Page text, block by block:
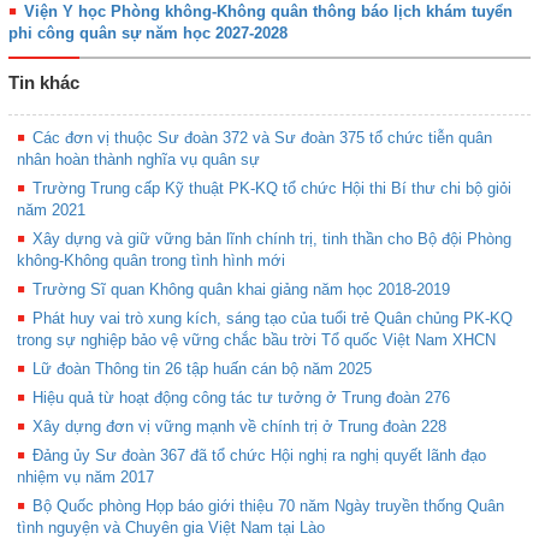
Viện Y học Phòng không-Không quân thông báo lịch khám tuyển
phi công quân sự năm học 2027-2028
Tin khác
Các đơn vị thuộc Sư đoàn 372 và Sư đoàn 375 tổ chức tiễn quân
nhân hoàn thành nghĩa vụ quân sự
Trường Trung cấp Kỹ thuật PK-KQ tổ chức Hội thi Bí thư chi bộ giỏi
năm 2021
Xây dựng và giữ vững bản lĩnh chính trị, tinh thần cho Bộ đội Phòng
không-Không quân trong tình hình mới
Trường Sĩ quan Không quân khai giảng năm học 2018-2019
Phát huy vai trò xung kích, sáng tạo của tuổi trẻ Quân chủng PK-KQ
trong sự nghiệp bảo vệ vững chắc bầu trời Tổ quốc Việt Nam XHCN
Lữ đoàn Thông tin 26 tập huấn cán bộ năm 2025
Hiệu quả từ hoạt động công tác tư tưởng ở Trung đoàn 276
Xây dựng đơn vị vững mạnh về chính trị ở Trung đoàn 228
Đảng ủy Sư đoàn 367 đã tổ chức Hội nghị ra nghị quyết lãnh đạo
nhiệm vụ năm 2017
Bộ Quốc phòng Họp báo giới thiệu 70 năm Ngày truyền thống Quân
tình nguyện và Chuyên gia Việt Nam tại Lào